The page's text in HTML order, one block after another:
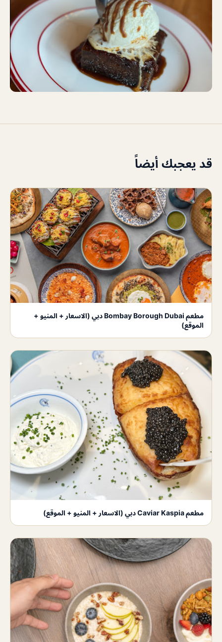
قد يعجبك أيضاً
مطعم Bombay Borough Dubai دبي (الاسعار + المنيو +
الموقع)
مطعم Caviar Kaspia دبي (الاسعار + المنيو + الموقع)